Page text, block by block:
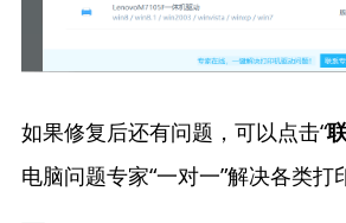
如果修复后还有问题，可以点击“
电脑问题专家“一对一”解决各类打